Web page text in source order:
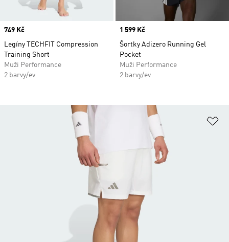
Price
749 Kč
Legíny TECHFIT Compression
Training Short
Muži Performance
2 barvy/ev
Price
1 599 Kč
Šortky Adizero Running Gel
Pocket
Muži Performance
2 barvy/ev